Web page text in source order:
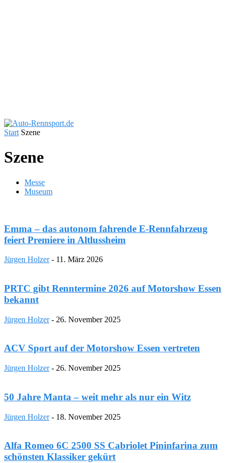
Start Szene
Szene
Messe
Museum
Emma – das autonom fahrende E-Rennfahrzeug
feiert Premiere in Altlussheim
Jürgen Holzer - 11. März 2026
PRTC gibt Renntermine 2026 auf Motorshow Essen
bekannt
Jürgen Holzer - 26. November 2025
ACV Sport auf der Motorshow Essen vertreten
Jürgen Holzer - 26. November 2025
50 Jahre Manta – weit mehr als nur ein Witz
Jürgen Holzer - 18. November 2025
Alfa Romeo 6C 2500 SS Cabriolet Pininfarina zum
schönsten Klassiker gekürt